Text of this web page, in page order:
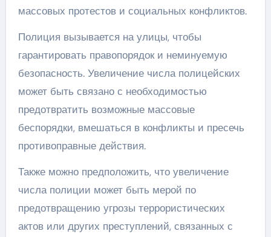
массовых протестов и социальных конфликтов.
Полиция вызывается на улицы, чтобы
гарантировать правопорядок и неминуемую
безопасность. Увеличение числа полицейских
может быть связано с необходимостью
предотвратить возможные массовые
беспорядки, вмешаться в конфликты и пресечь
противоправные действия.
Также можно предположить, что увеличение
числа полиции может быть мерой по
предотвращению угрозы террористических
актов или других преступлений, связанных с